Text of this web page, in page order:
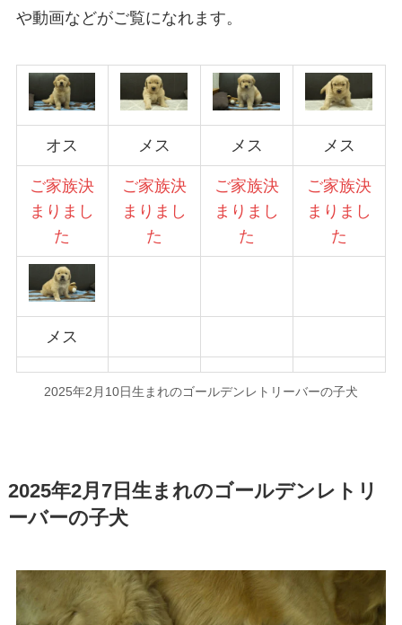
や動画などがご覧になれます。
オス メス メス メス
ご家族決
まりまし
た
ご家族決
まりまし
た
ご家族決
まりまし
た
ご家族決
まりまし
た
メス
2025年2月10日生まれのゴールデンレトリーバーの子犬
2025年2月7日生まれのゴールデンレトリ
ーバーの子犬